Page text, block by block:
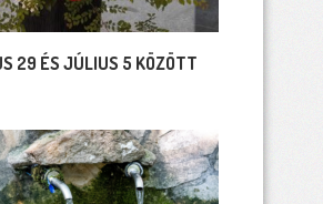
29 ÉS JÚLIUS 5 KÖZÖTT